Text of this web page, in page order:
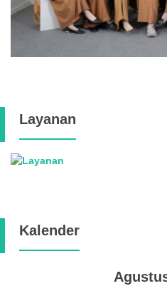
Layanan
Kalender